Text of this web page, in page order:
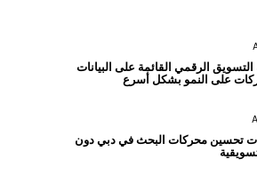
الرقمي القائمة على البيانات
على النمو بشكل أسرع
تحسين محركات البحث في دبي دون